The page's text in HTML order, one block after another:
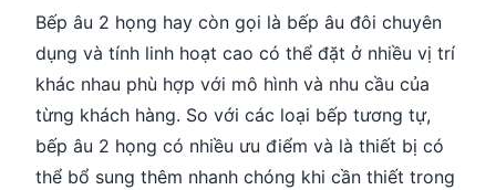
Bếp âu 2 họng hay còn gọi là bếp âu đôi chuyên
dụng và tính linh hoạt cao có thể đặt ở nhiều vị trí
khác nhau phù hợp với mô hình và nhu cầu của
từng khách hàng. So với các loại bếp tương tự,
bếp âu 2 họng có nhiều ưu điểm và là thiết bị có
thể bổ sung thêm nhanh chóng khi cần thiết trong